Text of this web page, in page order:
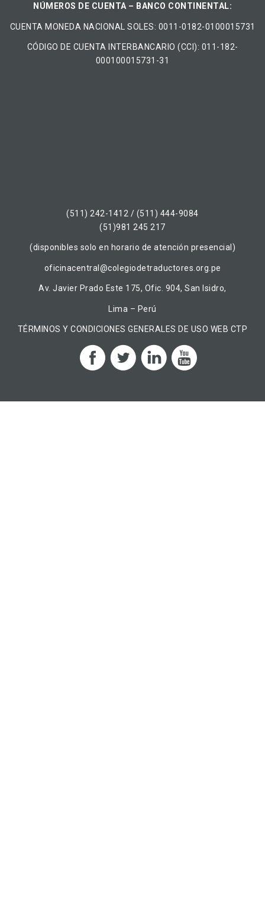
NÚMEROS DE CUENTA – BANCO CONTINENTAL:
CUENTA MONEDA NACIONAL​ ​SOLES​: 0011-0182-0100015731
CÓDIGO DE CUENTA INTERBANCARIO (CCI): 011-182-
000100015731-31
(511) 242-1412 / (511) 444-9084
(51)981 245 217
(disponibles solo en horario de atención presencial)
oficinacentral@colegiodetraductores.org.pe
Av. Javier Prado Este 175, Ofic. 904, San Isidro,
Lima – Perú
TÉRMINOS Y CONDICIONES GENERALES DE USO WEB CTP